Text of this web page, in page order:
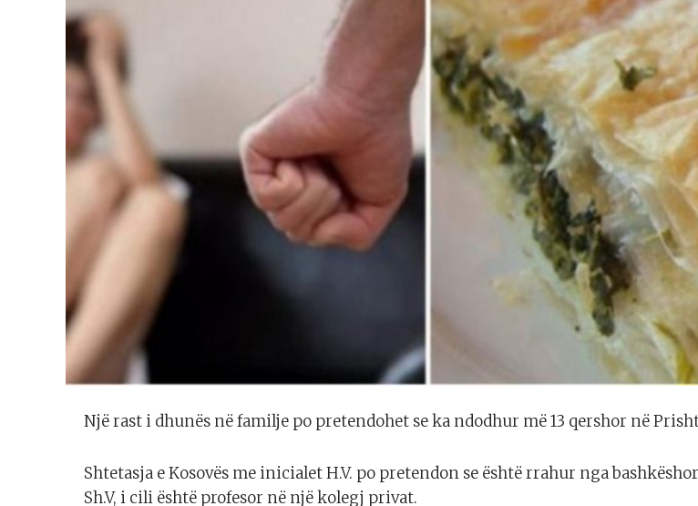
Një rast i dhunës në familje po pretendohet se ka ndodhur më 13 qershor në
Shtetasja e Kosovës me inicialet H.V. po pretendon se është rrahur nga
Sh.V, i cili është profesor në një kolegj privat.